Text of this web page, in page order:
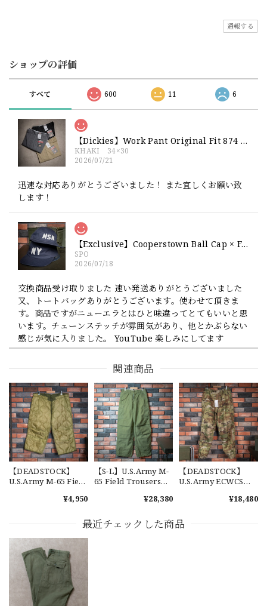
通報する
ショップの評価
すべて 600 11 6
【Dickies】Work Pant Original Fit 874 新品 ディッキーズ オリジナルフィット ワークパンツ
KHAKI 34×30
2026/07/21
迅速な対応ありがとうございました！ また宜しくお願い致
します！
【Exclusive】Cooperstown Ball Cap × FAR EAST SIGNAL "NSN / NY" NAVY×WHITE Made in USA 別注 新品 クーパーズタウンボールキャップ 6パネル 紺
SPO
2026/07/18
交換商品受け取りました 速い発送ありがとうございました
又、トートバッグありがとうございます。使わせて頂きま
す。商品ですがニューエラとはひと味違ってとてもいいと思
います。チェーンステッチが雰囲気があり、他とかぶらない
感じが気に入りました。 YouTube 楽しみにしてます
【Cooperstown Ball Cap】Made in USA Baseball Cap "1952 BIRMINGHAM BLACK BARONS" 新品 クーパーズタウンボールキャップ バーミングハムブラックバロンズ 6パネル
GREEN
2026/07/17
【W36】POLO by Ralph Lauren POLO CHINO ポロチノ ラルフローレン ユーズド ショーツ ショートパンツ No.30
2026/07/17
DSA
2026/07/16
なかなか見つからないこの色味が本当に好きです！ありがと
うございました！
関連商品
【DEADSTOCK】
U.S.Army M-65 Field
アメリカ軍 新品 M65
ー 単体 キルティング
¥4,950
【S-L】U.S.Army M-
65 Field Trousers
M65 カーゴパンツ 実
¥28,380
【DEADSTOCK】
U.S.Army ECWCS
GORE-TEX Trousers
品 アメリカ軍 デッド
¥18,480
最近チェックした商品